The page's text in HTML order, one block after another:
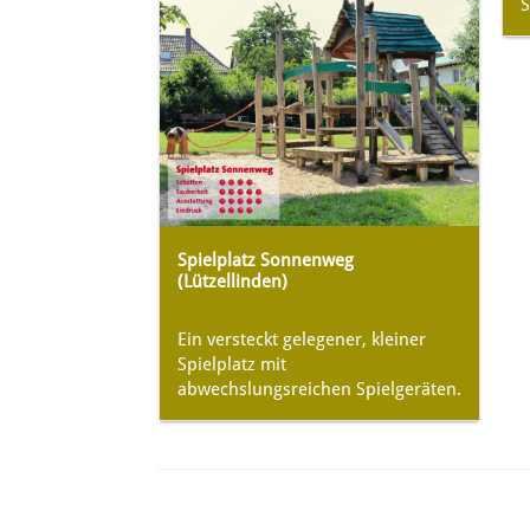
Spielplatz Sonnenweg
(Lützellinden)
Ein versteckt gelegener, kleiner
Spielplatz mit
abwechslungsreichen Spielgeräten.